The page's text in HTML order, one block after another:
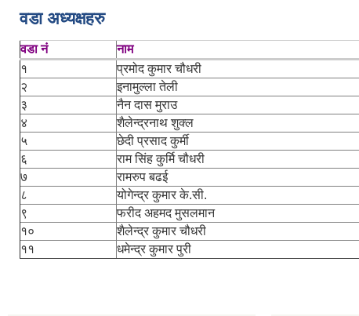
वडा अध्यक्षहरु
वडा नं नाम
१
प्रमोद कुमार चौधरी
२
इनामुल्ला तेली
३
नैन दास मुराउ
४
शैलेन्द्रनाथ शुक्ल
५
छेदी प्रसाद कुर्मी
६
राम सिंह कुर्मि चौधरी
७
रामरुप बढई
८
योगेन्द्र कुमार के.सी.
९
फरीद अहमद मुसलमान
१०
शैलेन्द्र कुमार चौधरी
११
धमेन्द्र कुमार पुरी